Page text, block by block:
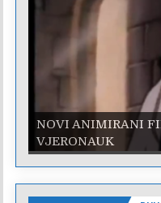
NOVI ANIMIRANI
VJERONAUK
NOVI ANIMIRANI
VJERONAUK